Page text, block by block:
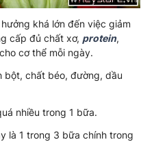
khá lớn đến việc giảm
cấp đủ chất xơ, protein,
cơ thể mỗi ngày.
bột, chất béo, đường, dầu
nhiều trong 1 bữa.
là 1 trong 3 bữa chính trong